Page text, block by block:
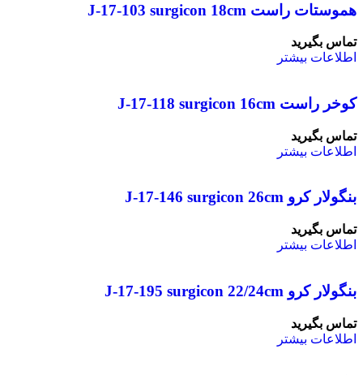
هموستات راست J-17-103 surgicon 18cm
تماس بگیرید
اطلاعات بیشتر
کوخر راست J-17-118 surgicon 16cm
تماس بگیرید
اطلاعات بیشتر
بنگولار کرو J-17-146 surgicon 26cm
تماس بگیرید
اطلاعات بیشتر
بنگولار کرو J-17-195 surgicon 22/24cm
تماس بگیرید
اطلاعات بیشتر